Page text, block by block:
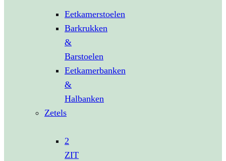
Eetkamerstoelen
Barkrukken
&
Barstoelen
Eetkamerbanken
&
Halbanken
Zetels
2
ZIT